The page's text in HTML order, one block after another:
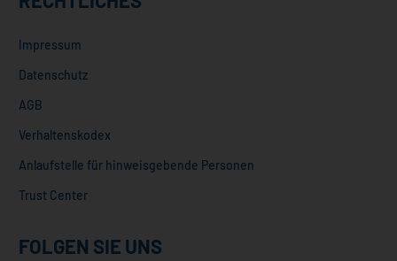
Impressum
Datenschutz
AGB
Verhaltenskodex
Anlaufstelle für hinweisgebende Personen
Trust Center
FOLGEN SIE UNS